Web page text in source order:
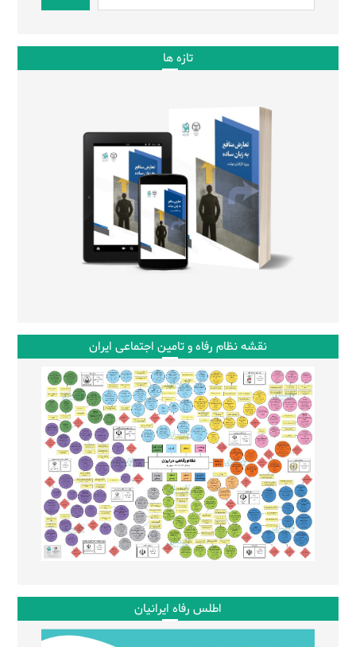
تازه ها
نقشه نظام رفاه و تامین اجتماعی ایران
اطلس رفاه ایرانیان